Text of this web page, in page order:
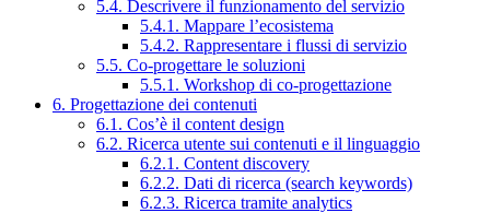
5.4. Descrivere il funzionamento del servizio
5.4.1. Mappare l’ecosistema
5.4.2. Rappresentare i flussi di servizio
5.5. Co-progettare le soluzioni
5.5.1. Workshop di co-progettazione
6. Progettazione dei contenuti
6.1. Cos’è il content design
6.2. Ricerca utente sui contenuti e il linguaggio
6.2.1. Content discovery
6.2.2. Dati di ricerca (search keywords)
6.2.3. Ricerca tramite analytics